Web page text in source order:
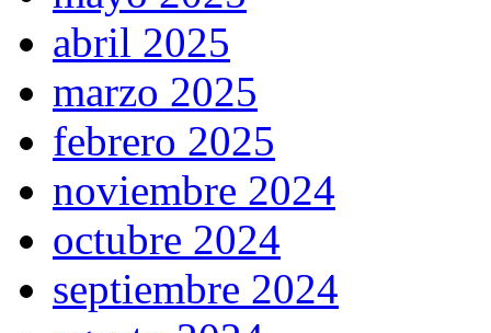
abril 2025
marzo 2025
febrero 2025
noviembre 2024
octubre 2024
septiembre 2024